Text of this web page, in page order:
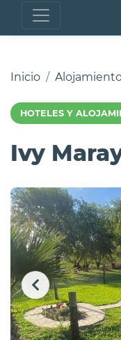
Inicio
HOTELES Y
Ivy